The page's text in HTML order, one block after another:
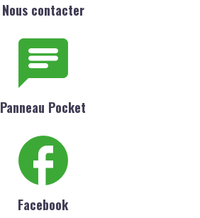
Nous contacter
Panneau Pocket
Facebook